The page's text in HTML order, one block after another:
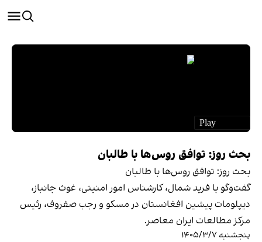
بحث روز: توافق روس‌ها با طالبان
بحث روز: توافق روس‌ها با طالبان
گفت‌وگو با فرید شمال، کارشناس امور امنیتی، غوث جانباز،
دیپلومات پیشین افغانستان در مسکو و رجب صفروف، رئیس
مرکز مطالعات ایران معاصر.
پنجشنبه ۱۴۰۵/۳/۷